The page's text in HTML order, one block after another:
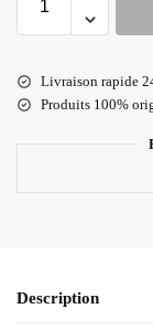
Livraison rapide
Produits 100%
Description